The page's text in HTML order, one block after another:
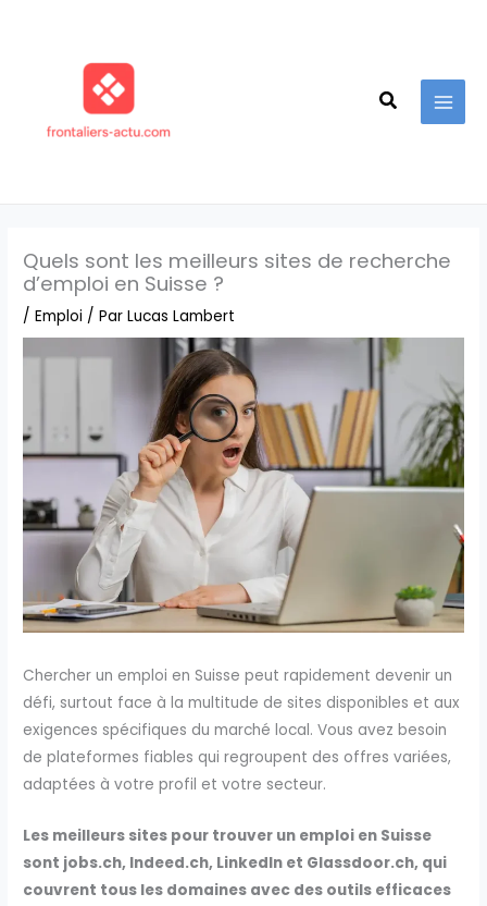
Quels sont les meilleurs sites de recherche
d’emploi en Suisse ?
/Emploi / ParLucas Lambert
Chercher un emploi en Suisse peut rapidement devenir un
défi, surtout face à la multitude de sites disponibles et aux
exigences spécifiques du marché local. Vous avez besoin
de plateformes fiables qui regroupent des offres variées,
adaptées à votre profil et votre secteur.
Les meilleurs sites pour trouver un emploi en Suisse
sont jobs.ch, Indeed.ch, LinkedIn et Glassdoor.ch, qui
couvrent tous les domaines avec des outils efficaces